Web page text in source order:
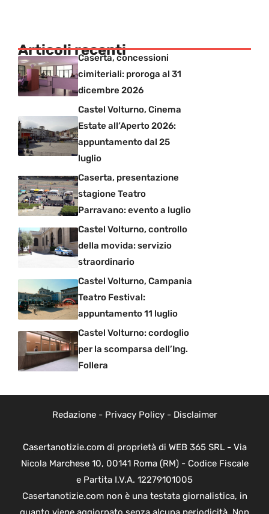
Articoli recenti
Caserta, concessioni
cimiteriali: proroga al 31
dicembre 2026
Castel Volturno, Cinema
Estate all’Aperto 2026:
appuntamento dal 25
luglio
Caserta, presentazione
stagione Teatro
Parravano: evento a luglio
Castel Volturno, controllo
della movida: servizio
straordinario
Castel Volturno, Campania
Teatro Festival:
appuntamento 11 luglio
Castel Volturno: cordoglio
per la scomparsa dell’Ing.
Follera
Redazione- Privacy Policy- Disclaimer
Casertanotizie.com di proprietà di WEB 365 SRL - Via
Nicola Marchese 10, 00141 Roma (RM) - Codice Fiscale
e Partita I.V.A. 12279101005
Casertanotizie.com non è una testata giornalistica, in